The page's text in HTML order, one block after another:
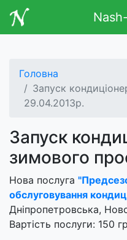
Головна
Запуск
29.04.2013р.
Запуск
зимового
Нова послуга
обслуговування
Дніпропетровська,
Вартість послуги: 150